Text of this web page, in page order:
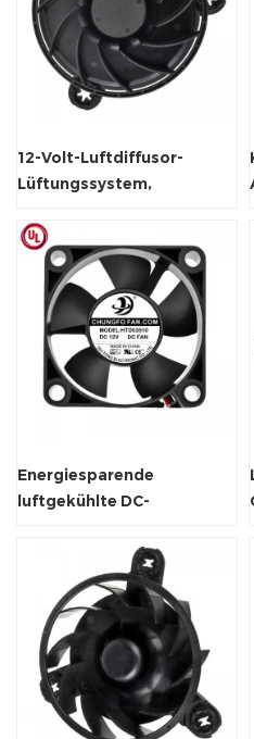
12-Volt-Luftdiffusor-
Lüftungssystem,
Radialventilator
Energiesparende
luftgekühlte DC-